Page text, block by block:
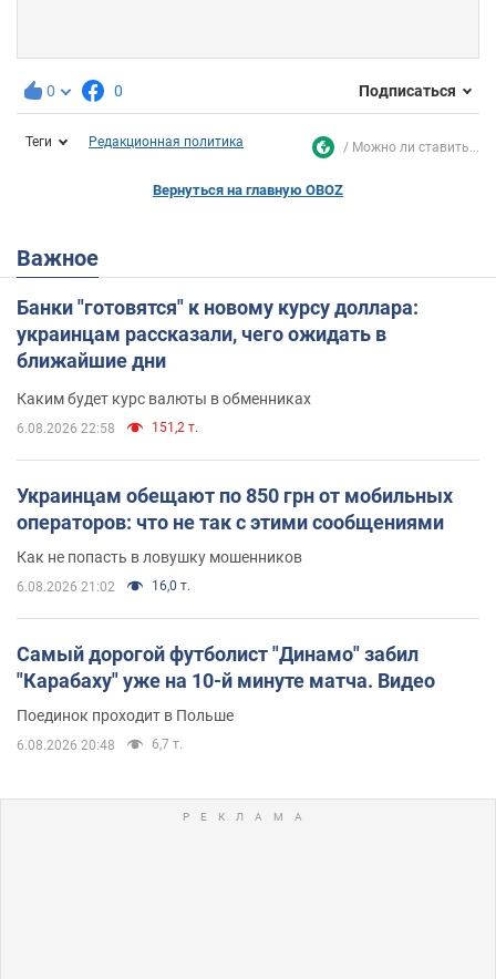
0 0 Подписаться
Теги Редакционная политика Можно ли ставить...
Вернуться на главную OBOZ
Важное
Банки "готовятся" к новому курсу доллара:
украинцам рассказали, чего ожидать в
ближайшие дни
Каким будет курс валюты в обменниках
6.08.2026 22:58 151,2 т.
Украинцам обещают по 850 грн от мобильных
операторов: что не так с этими сообщениями
Как не попасть в ловушку мошенников
6.08.2026 21:02 16,0 т.
Самый дорогой футболист "Динамо" забил
"Карабаху" уже на 10-й минуте матча. Видео
Поединок проходит в Польше
6.08.2026 20:48 6,7 т.